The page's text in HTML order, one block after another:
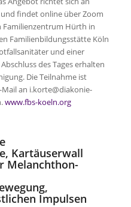
und findet online über Zoom
Familienzentrum Hürth in
Familienbildungsstätte Köln
und einer
des Tages erhalten
Die Teilnahme ist
an i.korte@diakonie-
www.fbs-koeln.org
Kartäuserwall
Melanchthon-
Impulsen